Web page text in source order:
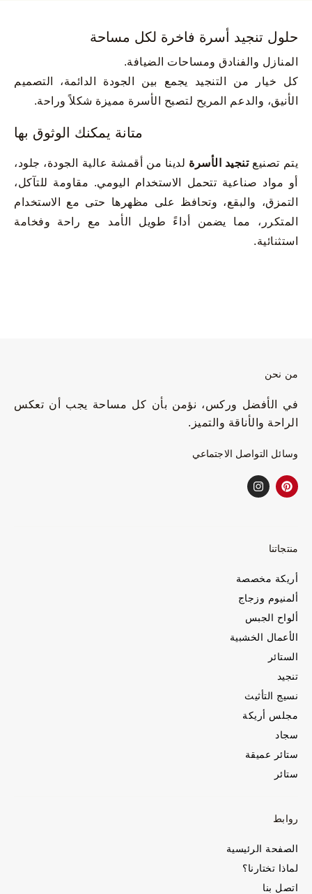
حلول تنجيد أسرة فاخرة لكل مساحة
المنازل والفنادق ومساحات الضيافة.
كل خيار من التنجيد يجمع بين الجودة الدائمة، التصميم
الأنيق، والدعم المريح لتصبح الأسرة مميزة شكلاً وراحة.
متانة يمكنك الوثوق بها
يتم تصنيعتنجيد الأسرة لدينا من أقمشة عالية الجودة، جلود،
أو مواد صناعية تتحمل الاستخدام اليومي. مقاومة للتآكل،
التمزق، والبقع، وتحافظ على مظهرها حتى مع الاستخدام
المتكرر، مما يضمن أداءً طويل الأمد مع راحة وفخامة
استثنائية.
من نحن
في الأفضل وركس، نؤمن بأن كل مساحة يجب أن تعكس
الراحة والأناقة والتميز.
وسائل التواصل الاجتماعي
منتجاتنا
أريكة مخصصة
ألمنيوم وزجاج
ألواح الجبس
الأعمال الخشبية
الستائر
تنجيد
نسيج التأثيث
مجلس أريكة
سجاد
ستائر عميقة
ستائر
روابط
الصفحة الرئيسية
لماذا تختارنا؟
اتصل بنا